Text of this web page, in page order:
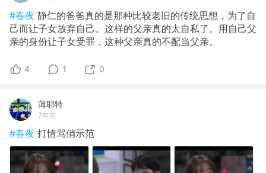
#春夜 静仁的爸爸真的是那种比较老旧的传统思想，为了自
己而让子女放弃自己。这样的父亲真的太自私了。用自己父
亲的身份让子女受罪，这种父亲真的不配当父亲。
4 1 0
薄耶特
7年前
#春夜 打情骂俏示范